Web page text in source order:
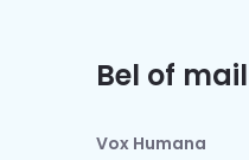
Bel of
Vox Humana